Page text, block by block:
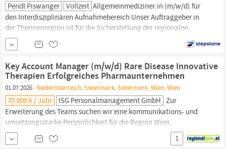
Pendl Piswanger Vollzeit Allgemeinmediziner:in (m/w/d) für
den Interdisziplinären Aufnahmebereich Unser Auftraggeber in
der Thermenregion ist für die Sicherstellung der regionalen,
gehobenen Gesundheitsversorgung zuständig. Als Lehrklinikum
ist der Standort maßgeblich an der Ausbildungs-,
Wissenschafts-
und Forschungszukunft des Landes
Key Account Manager (m/w/d) Rare Disease Innovative
Therapien Erfolgreiches Pharmaunternehmen
01.07.2026 Niederösterreich, Steiermark, Steiermark, Wien, Wien
70.000 € / Jahr ISG Personalmanagement GmbH Zur
Erweiterung des Teams suchen wir eine kommunikations- und
umsetzungsstarke Persönlichkeit für die Region Wien,
Niederösterreich und Steiermark. Nach fundierter Einarbeitung
übernehmen Sie die folgenden breitgefächerten Aufgaben: Sie
1